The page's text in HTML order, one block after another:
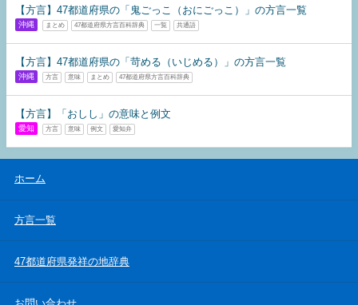
【方言】47都道府県の「鬼ごっこ（おにごっこ）」の方言一覧
沖縄 まとめ 47都道府県方言百科辞典 一覧 共通語
【方言】47都道府県の「苛める（いじめる）」の方言一覧
沖縄 方言 意味 まとめ 47都道府県方言百科辞典
【方言】「おしし」の意味と例文
愛知 方言 意味 例文 愛知弁
ホーム
方言一覧
47都道府県発祥の地辞典